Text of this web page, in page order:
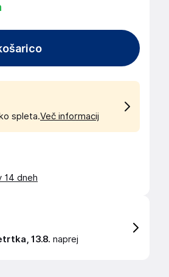
spleta.Več informacij
14 dneh
13.8. naprej